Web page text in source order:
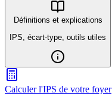
Définitions et explications
IPS, écart-type, outils utiles
Calculer l'IPS de votre foyer